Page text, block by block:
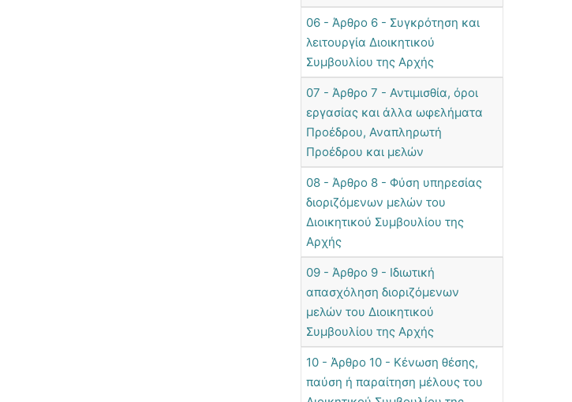
06 - Άρθρο 6 - Συγκρότηση και
λειτουργία Διοικητικού
Συμβουλίου της Αρχής
07 - Άρθρο 7 - Αντιμισθία, όροι
εργασίας και άλλα ωφελήματα
Προέδρου, Αναπληρωτή
Προέδρου και μελών
08 - Άρθρο 8 - Φύση υπηρεσίας
διοριζόμενων μελών του
Διοικητικού Συμβουλίου της
Αρχής
09 - Άρθρο 9 - Ιδιωτική
απασχόληση διοριζόμενων
μελών του Διοικητικού
Συμβουλίου της Αρχής
10 - Άρθρο 10 - Κένωση θέσης,
παύση ή παραίτηση μέλους του